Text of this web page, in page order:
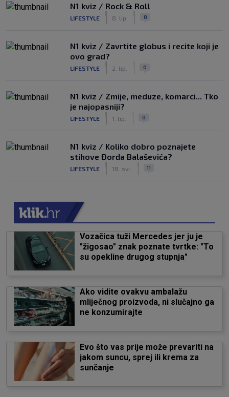
N1 kviz / Rock & Roll
LIFESTYLE 8. lip. 0
N1 kviz / Zavrtite globus i recite koji je
ovo grad?
LIFESTYLE 2. lip. 0
N1 kviz / Zmije, meduze, komarci... Tko
je najopasniji?
LIFESTYLE 1. lip. 0
N1 kviz / Koliko dobro poznajete
stihove Đorđa Balaševića?
LIFESTYLE 18. svi. 11
Vozačica tuži Mercedes jer ju je
"žigosao" znak poznate tvrtke: "To
su opekline drugog stupnja"
Ako vidite ovakvu ambalažu
mliječnog proizvoda, ni slučajno ga
ne konzumirajte
Evo što vas prije može prevariti na
jakom suncu, sprej ili krema za
sunčanje